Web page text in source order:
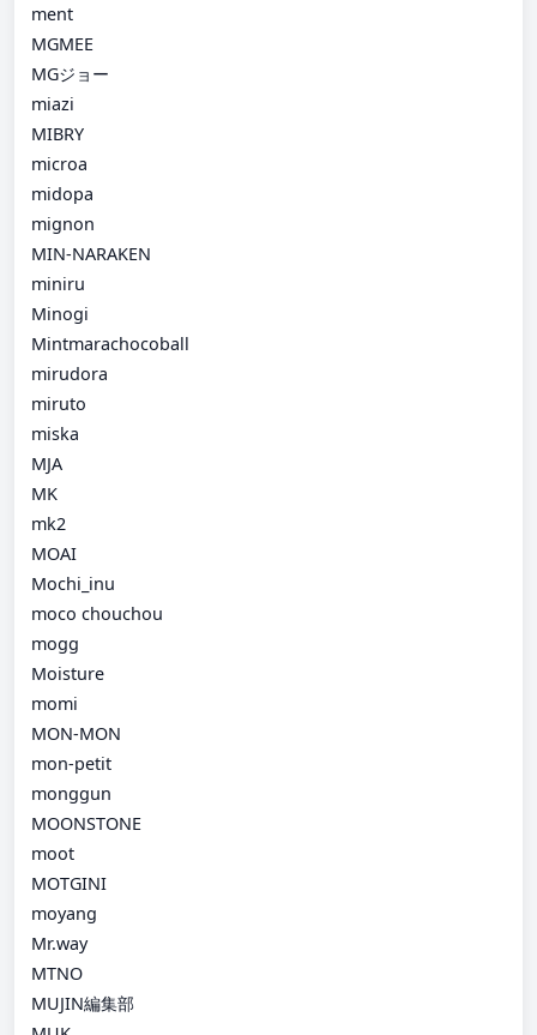
ment
MGMEE
MGジョー
miazi
MIBRY
microa
midopa
mignon
MIN-NARAKEN
miniru
Minogi
Mintmarachocoball
mirudora
miruto
miska
MJA
MK
mk2
MOAI
Mochi_inu
moco chouchou
mogg
Moisture
momi
MON-MON
mon-petit
monggun
MOONSTONE
moot
MOTGINI
moyang
Mr.way
MTNO
MUJIN編集部